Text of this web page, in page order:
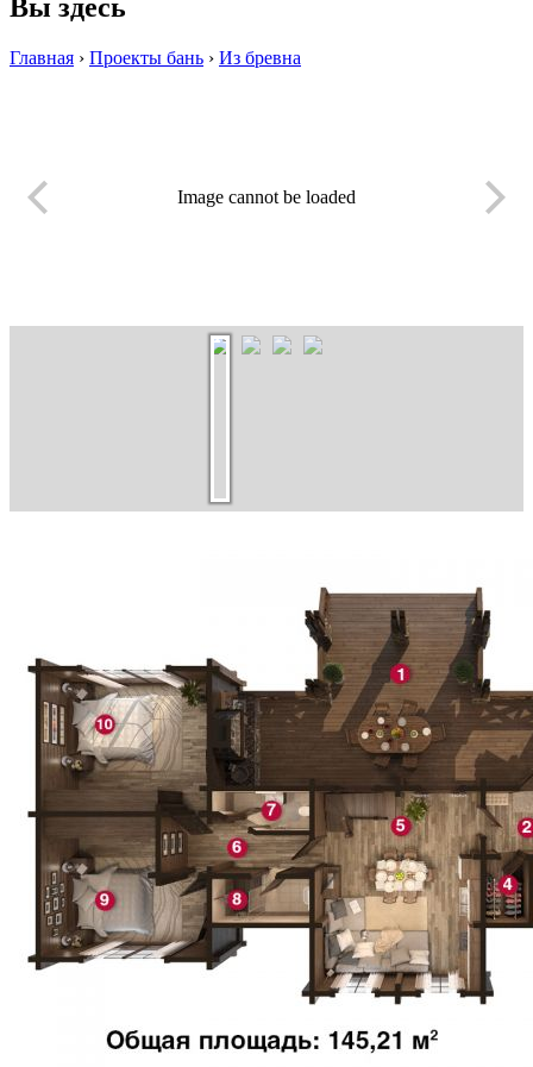
Вы здесь
Главная › Проекты бань › Из бревна
Image cannot be loaded